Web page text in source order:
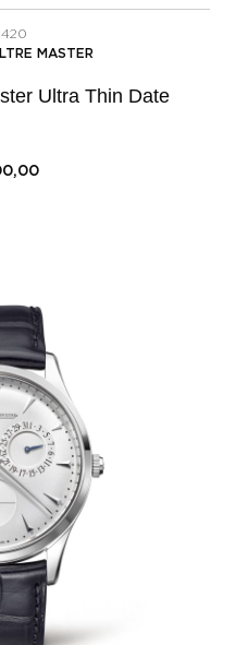
MASTER
Ultra Thin Date